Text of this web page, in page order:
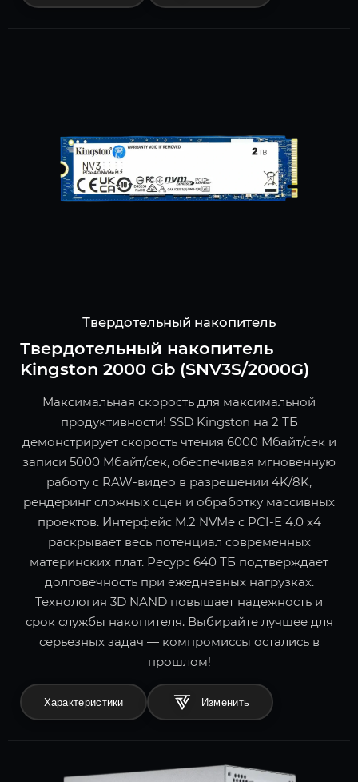
Твердотельный накопитель
Твердотельный накопитель
Kingston 2000 Gb (SNV3S/2000G)
Максимальная скорость для максимальной
продуктивности! SSD Kingston на 2 ТБ
демонстрирует скорость чтения 6000 Мбайт/сек и
записи 5000 Мбайт/сек, обеспечивая мгновенную
работу с RAW-видео в разрешении 4K/8K,
рендеринг сложных сцен и обработку массивных
проектов. Интерфейс M.2 NVMe с PCI-E 4.0 x4
раскрывает весь потенциал современных
материнских плат. Ресурс 640 ТБ подтверждает
долговечность при ежедневных нагрузках.
Технология 3D NAND повышает надежность и
срок службы накопителя. Выбирайте лучшее для
серьезных задач — компромиссы остались в
прошлом!
Характеристики